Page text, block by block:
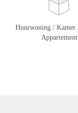
Huurwoning / Kamer
Appartement